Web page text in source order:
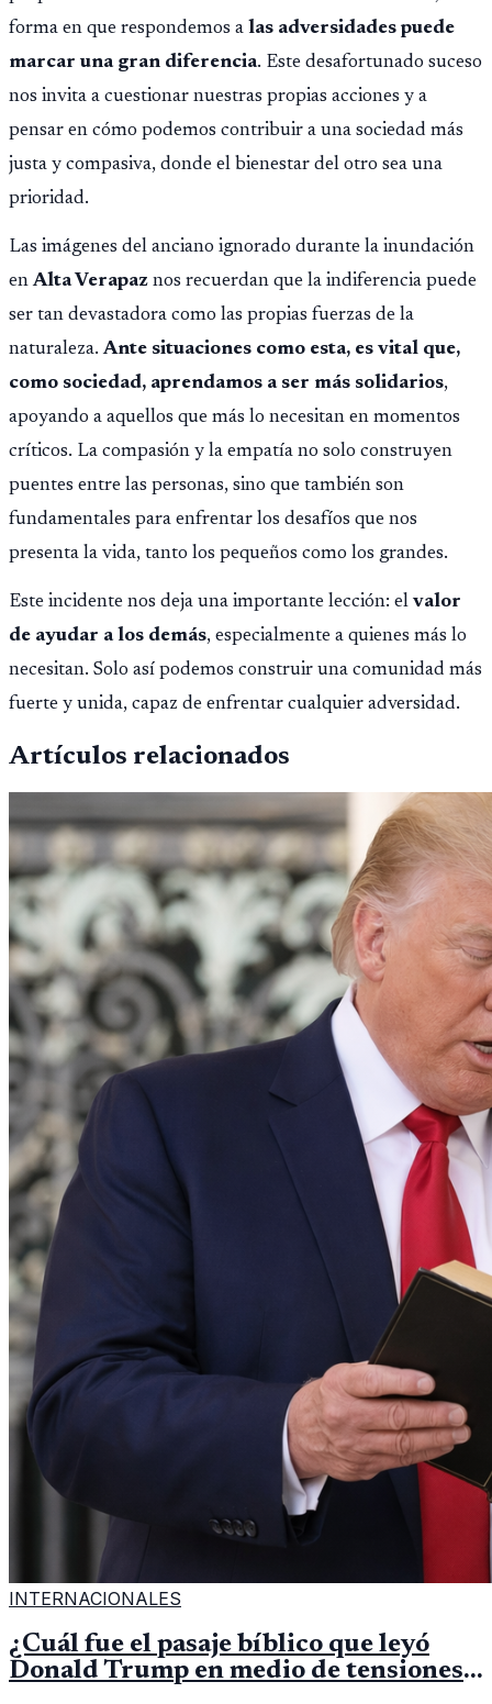
forma en que respondemos a las adversidades puede
marcar una gran diferencia. Este desafortunado suceso
nos invita a cuestionar nuestras propias acciones y a
pensar en cómo podemos contribuir a una sociedad más
justa y compasiva, donde el bienestar del otro sea una
prioridad.
Las imágenes del anciano ignorado durante la inundación
enAlta Verapaz nos recuerdan que la indiferencia puede
ser tan devastadora como las propias fuerzas de la
naturaleza.Ante situaciones como esta, es vital que,
como sociedad, aprendamos a ser más solidarios,
apoyando a aquellos que más lo necesitan en momentos
críticos. La compasión y la empatía no solo construyen
puentes entre las personas, sino que también son
fundamentales para enfrentar los desafíos que nos
presenta la vida, tanto los pequeños como los grandes.
Este incidente nos deja una importante lección: el valor
de ayudar a los demás, especialmente a quienes más lo
necesitan. Solo así podemos construir una comunidad más
fuerte y unida, capaz de enfrentar cualquier adversidad.
Artículos relacionados
INTERNACIONALES
¿Cuál fue el pasaje bíblico que leyó
Donald Trump en medio de tensiones